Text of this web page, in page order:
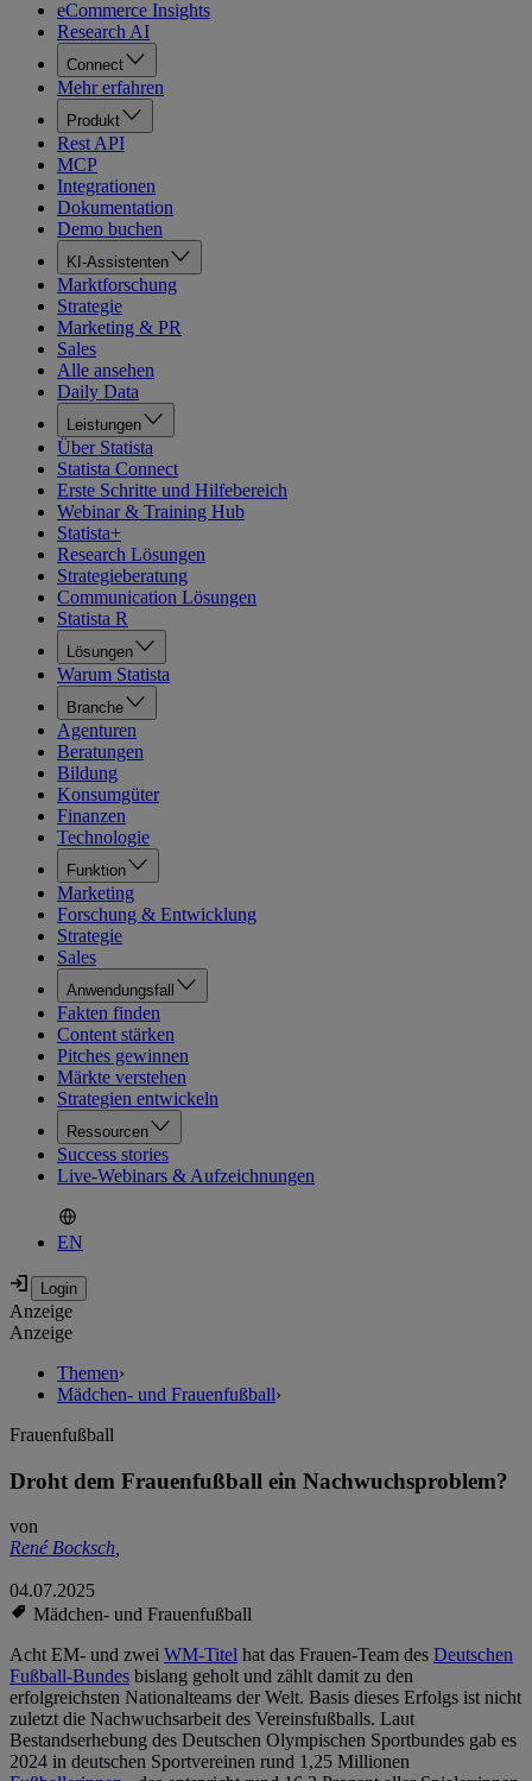
eCommerce Insights
Research AI
Connect
Mehr erfahren
Produkt
Rest API
MCP
Integrationen
Dokumentation
Demo buchen
KI-Assistenten
Marktforschung
Strategie
Marketing & PR
Sales
Alle ansehen
Daily Data
Leistungen
Über Statista
Statista Connect
Erste Schritte und Hilfebereich
Webinar & Training Hub
Statista+
Research Lösungen
Strategieberatung
Communication Lösungen
Statista R
Lösungen
Warum Statista
Branche
Agenturen
Beratungen
Bildung
Konsumgüter
Finanzen
Technologie
Funktion
Marketing
Forschung & Entwicklung
Strategie
Sales
Anwendungsfall
Fakten finden
Content stärken
Pitches gewinnen
Märkte verstehen
Strategien entwickeln
Ressourcen
Success stories
Live-Webinars & Aufzeichnungen
EN
Anzeige
Anzeige
Themen›
Mädchen- und Frauenfußball›
Frauenfußball
Droht dem Frauenfußball ein Nachwuchsproblem?
von
René Bocksch,
04.07.2025
Mädchen- und Frauenfußball
Acht EM- und zwei WM-Titel hat das Frauen-Team des Deutschen
Fußball-Bundes bislang geholt und zählt damit zu den
erfolgreichsten Nationalteams der Welt. Basis dieses Erfolgs ist nicht
zuletzt die Nachwuchsarbeit des Vereinsfußballs. Laut
Bestandserhebung des Deutschen Olympischen Sportbundes gab es
2024 in deutschen Sportvereinen rund 1,25 Millionen